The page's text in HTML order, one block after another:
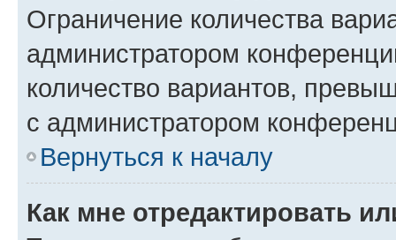
Ограничение количества
администратором
количество вариантов,
с администратором
Вернуться к началу
Как мне отредактировать